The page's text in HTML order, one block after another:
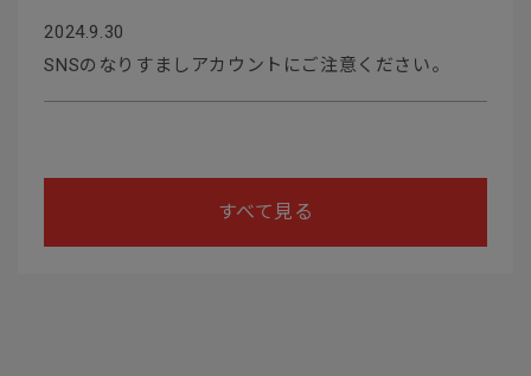
2024.9.30
SNSのなりすましアカウントにご注意ください。
すべて見る